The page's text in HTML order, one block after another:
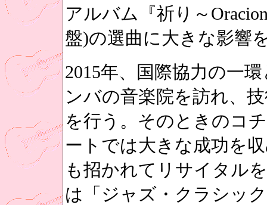
アルバム『祈り～
盤)の選曲に大きな影響
2015年、国際協力の一
ンバの音楽院を訪れ、
を行う。そのときのコ
ートでは大きな成功を
も招かれてリサイタル
は「ジャズ・クラシッ